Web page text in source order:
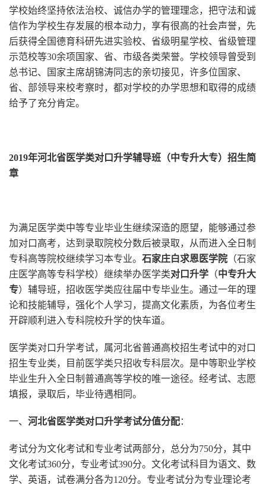
学校始终坚持依法治校、诚信办学的管理理念，把守法和诚
信作为学校生存发展的根本动力，享有很高的社会声誉，先
后获得全国德育科研先进实验校、省级明星学校、省级管理
示范校等30余项国家、省、市级各类荣誉。学校领导曾受到
总书记、国家主席胡锦涛同志的亲切接见，许多位国家、
省、部领导来校考察时，都对学校的办学思想和取得的成绩
给予了充分肯定。
2019年河北省医学类对口升学辅导班（中专升大专）招生简
章
为满足医学类中等专业毕业生继续深造的愿望，能够通过参
加对口高考，达到录取院校分数后被录取，从而进入全日制
专科高等院校继续学习本专业。 石家庄白求恩医学院 （石家
庄医学高等专科学校）继续举办医学类对口升学 （中专升大
专）辅导班，招收医学类应往届中专毕业生。通过一年的理
论和技能辅导，强化个人学习，提高文化素质，为各位考生
开辟顺利进入专科院校升学的快车道。
医学类对口升学考试，属河北省普通高校招生考试中的对口
招生专业类，目前医学类只招收专科层次。是中等职业学校
毕业生升入全日制普通高等学校的唯一途径。经考试、志愿
填报，录取后，毕业待遇相同。
一、 河北省医学类对口升学考试分值分配：
考试分为文化考试和专业考试两部分，总分为750分，其中
文化考试360分，专业考试390分。文化考试科目为语文、数
学、英语，试卷满分各为120分。专业考试分为专业理论考